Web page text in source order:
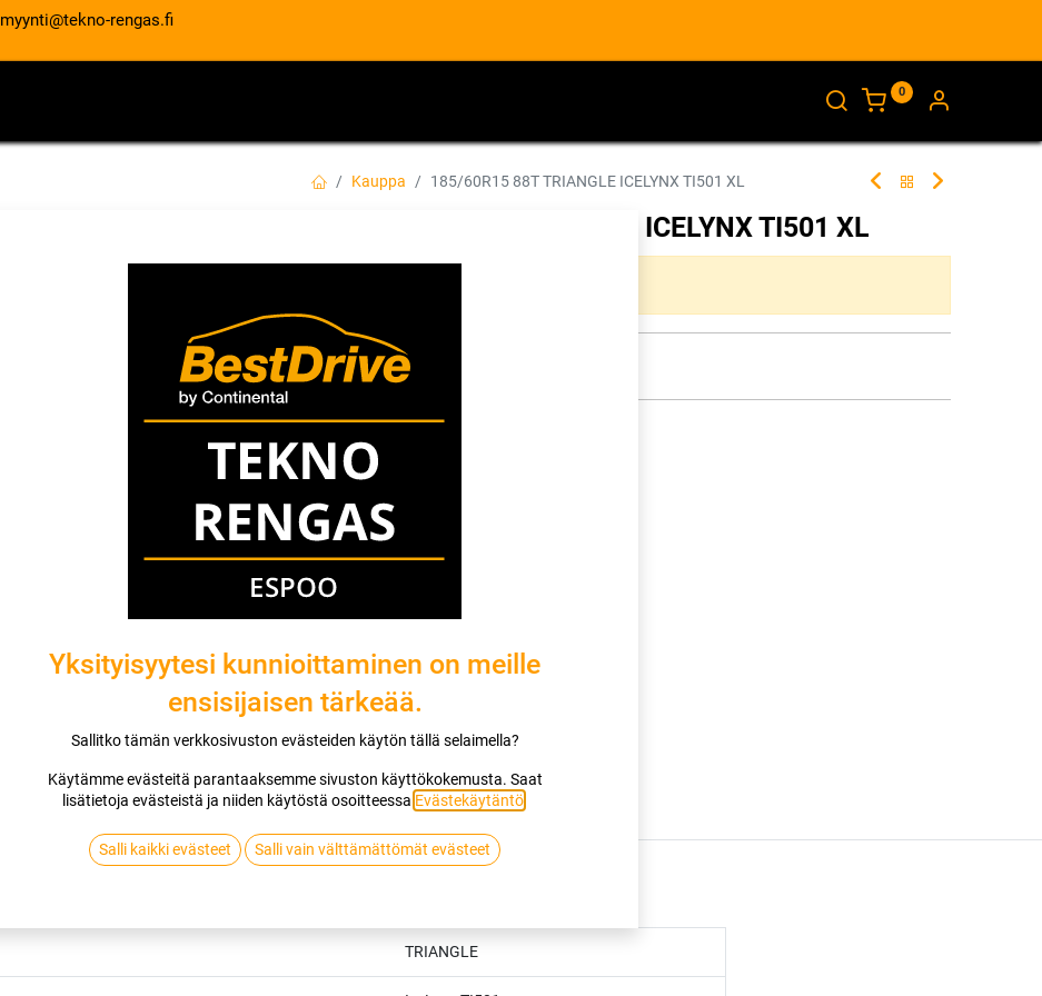
myynti@tekno-rengas.fi
0
Kauppa 185/60R15 88T TRIANGLE ICELYNX TI501 XL
185/60R15 88T TRIANGLE ICELYNX TI501 XL
TRIANGLE
Jaa
Toimitusehdot
TRIANGLE
Yksityisyytesi kunnioittaminen on meille
ensisijaisen tärkeää.
Sallitko tämän verkkosivuston evästeiden käytön tällä selaimella?
Käytämme evästeitä parantaaksemme sivuston käyttökokemusta. Saat
lisätietoja evästeistä ja niiden käytöstä osoitteessa Evästekäytäntö.
Salli kaikki evästeet Salli vain välttämättömät evästeet